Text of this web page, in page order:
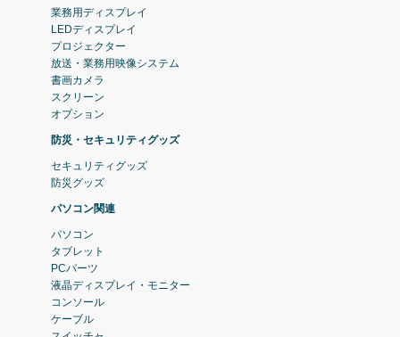
業務用ディスプレイ
LEDディスプレイ
プロジェクター
放送・業務用映像システム
書画カメラ
スクリーン
オプション
防災・セキュリティグッズ
セキュリティグッズ
防災グッズ
パソコン関連
パソコン
タブレット
PCパーツ
液晶ディスプレイ・モニター
コンソール
ケーブル